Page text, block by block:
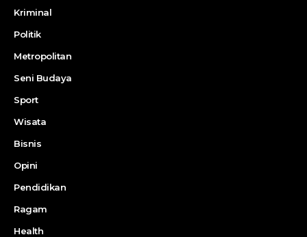
Kriminal
Politik
Metropolitan
Seni Budaya
Sport
Wisata
Bisnis
Opini
Pendidikan
Ragam
Health